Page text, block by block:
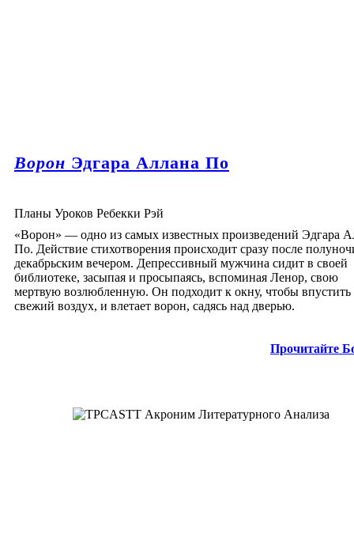
Ворон Эдгара Аллана По
Планы Уроков Ребекки Рэй
«Ворон» — одно из самых известных произведений Эдгара
По. Действие стихотворения происходит сразу после
декабрьским вечером. Депрессивный мужчина сидит в своей
библиотеке, засыпая и просыпаясь, вспоминая Ленор, свою
мертвую возлюбленную. Он подходит к окну, чтобы впустить
свежий воздух, и влетает ворон, садясь над дверью.
Прочитайте